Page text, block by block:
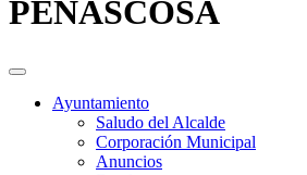
PEÑASCOSA
Ayuntamiento
Saludo del Alcalde
Corporación Municipal
Anuncios